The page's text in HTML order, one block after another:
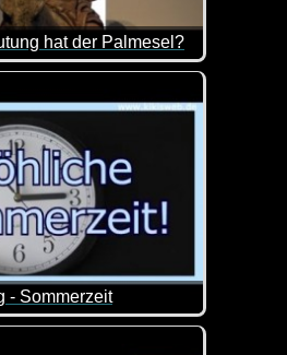
hat der Palmesel?
Hühner, die Ostereier
den Palmesel meist in
- Sommerzeit
Erinnerung an die